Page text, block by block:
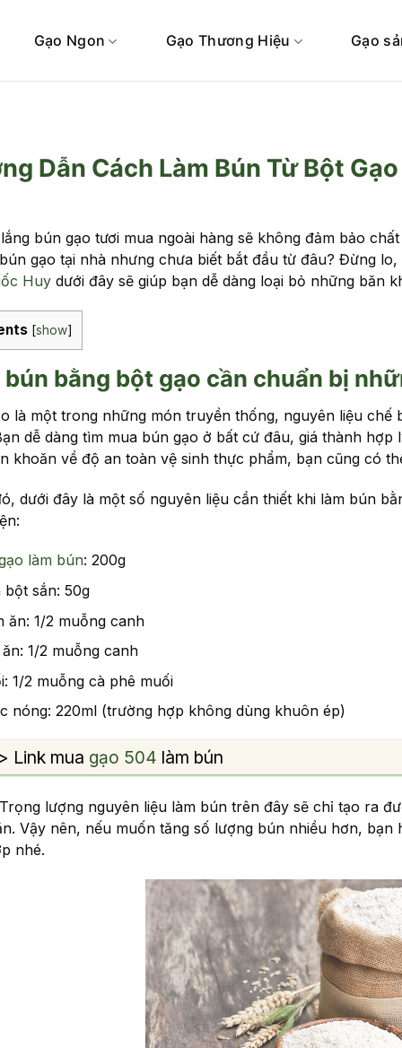
Gạo Ngon Gạo Thương Hiệu Gạo
Dẫn Cách Làm Bún Từ Bột
bún gạo tươi mua ngoài hàng sẽ không đảm bảo
gạo tại nhà nhưng chưa biết bắt đầu từ đâu? Đừng
Huydưới đây sẽ giúp bạn dễ dàng loại bỏ những băn
[show]
bún bằng bột gạo cần chuẩn bị
là một trong những món truyền thống, nguyên liệu chế
dễ dàng tìm mua bún gạo ở bất cứ đâu, giá thành
khoăn về độ an toàn vệ sinh thực phẩm, bạn cũng có
dưới đây là một số nguyên liệu cần thiết khi làm bún
làm bún: 200g
bột sắn: 50g
ăn: 1/2 muỗng canh
1/2 muỗng canh
1/2 muỗng cà phê muối
nóng: 220ml (trường hợp không dùng khuôn ép)
Link mua gạo 504 làm bún
lượng nguyên liệu làm bún trên đây sẽ chỉ tạo ra
Vậy nên, nếu muốn tăng số lượng bún nhiều hơn,
nhé.